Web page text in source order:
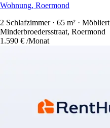
Wohnung, Roermond
2 Schlafzimmer · 65 m² · Möbliert
Minderbroedersstraat, Roermond
1.590 € /Monat